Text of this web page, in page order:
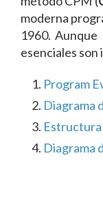
moderna
1960.
esenciales
Program
Diagrama
Estructura
Diagrama